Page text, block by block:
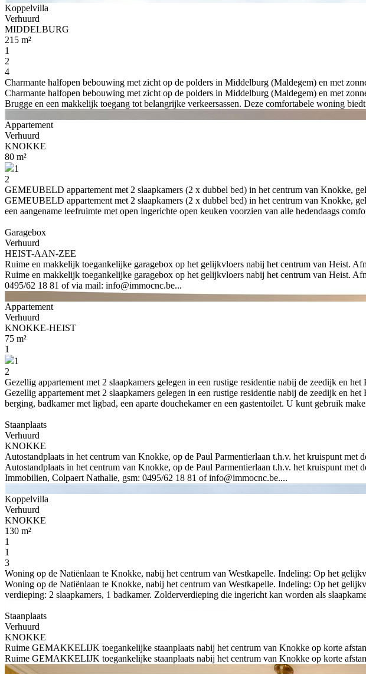
Koppelvilla
Verhuurd
MIDDELBURG
215 m²
1
2
4
Charmante halfopen bebouwing met zicht op de polders in Middelburg (Maldegem) en met
Charmante halfopen bebouwing met zicht op de polders in Middelburg (Maldegem) en met
Brugge en een makkelijk toegang tot belangrijke verkeersassen. Deze comfortabele woning
Appartement
Verhuurd
KNOKKE
80 m²
1
2
GEMEUBELD appartement met 2 slaapkamers (2 x dubbel bed) in het centrum van Knokke,
GEMEUBELD appartement met 2 slaapkamers (2 x dubbel bed) in het centrum van Knokke,
een aangename leefruimte met open ingerichte open keuken voorzien van alle hedendaags
Garagebox
Verhuurd
HEIST-AAN-ZEE
Ruime en makkelijk toegankelijke garagebox op het gelijkvloers nabij het centrum van Heist.
Ruime en makkelijk toegankelijke garagebox op het gelijkvloers nabij het centrum van Heist.
0495/62 18 81 of via mail: info@immocnc.be...
Appartement
Verhuurd
KNOKKE-HEIST
75 m²
1
1
2
Gezellig appartement met 2 slaapkamers gelegen in een rustige residentie nabij de zeedijk en
Gezellig appartement met 2 slaapkamers gelegen in een rustige residentie nabij de zeedijk en
berging, badkamer met ligbad, een aparte douchekamer en een gastentoilet. U kunt gebruik
Staanplaats
Verhuurd
KNOKKE
Autostandplaats in het centrum van Knokke, op de Paul Parmentierlaan t.h.v. het kruispunt met
Autostandplaats in het centrum van Knokke, op de Paul Parmentierlaan t.h.v. het kruispunt
Immobilien, Colpaert Nathalie, gsm: 0495/62 18 81 of info@immocnc.be....
Koppelvilla
Verhuurd
KNOKKE
130 m²
1
1
3
Woning op de Natiënlaan te Knokke, nabij het centrum van Westkapelle. Indeling: Op het
Woning op de Natiënlaan te Knokke, nabij het centrum van Westkapelle. Indeling: Op het
verdieping: 2 slaapkamers, 1 badkamer. Zolderverdieping die ingericht kan worden als
Staanplaats
Verhuurd
KNOKKE
Ruime GEMAKKELIJK toegankelijke staanplaats nabij het centrum van Knokke op korte
Ruime GEMAKKELIJK toegankelijke staanplaats nabij het centrum van Knokke op korte